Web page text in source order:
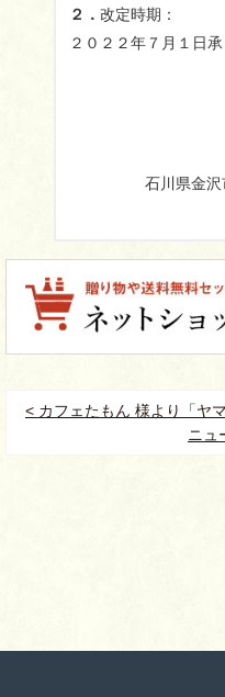
２．改定時期：
２０２２年７月１日
石川県金
< カフェたもん 様より「ヤ
ニュ